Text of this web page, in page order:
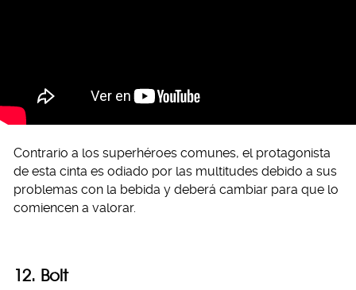
Contrario a los superhéroes comunes, el protagonista
de esta cinta es odiado por las multitudes debido a sus
problemas con la bebida y deberá cambiar para que lo
comiencen a valorar.
12. Bolt